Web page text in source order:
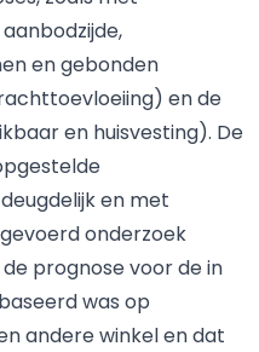
en gebonden
en de
en huisvesting). De
en met
onderzoek
prognose voor de in
was op
andere winkel en dat